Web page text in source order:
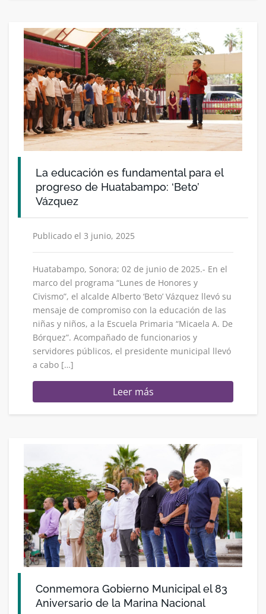
La educación es fundamental para el
progreso de Huatabampo: ‘Beto’
Vázquez
Publicado el 3 junio, 2025
Huatabampo, Sonora; 02 de junio de 2025.- En el
marco del programa “Lunes de Honores y
Civismo”, el alcalde Alberto ‘Beto’ Vázquez llevó su
mensaje de compromiso con la educación de las
niñas y niños, a la Escuela Primaria “Micaela A. De
Bórquez”. Acompañado de funcionarios y
servidores públicos, el presidente municipal llevó
a cabo […]
Leer más
Conmemora Gobierno Municipal el 83
Aniversario de la Marina Nacional